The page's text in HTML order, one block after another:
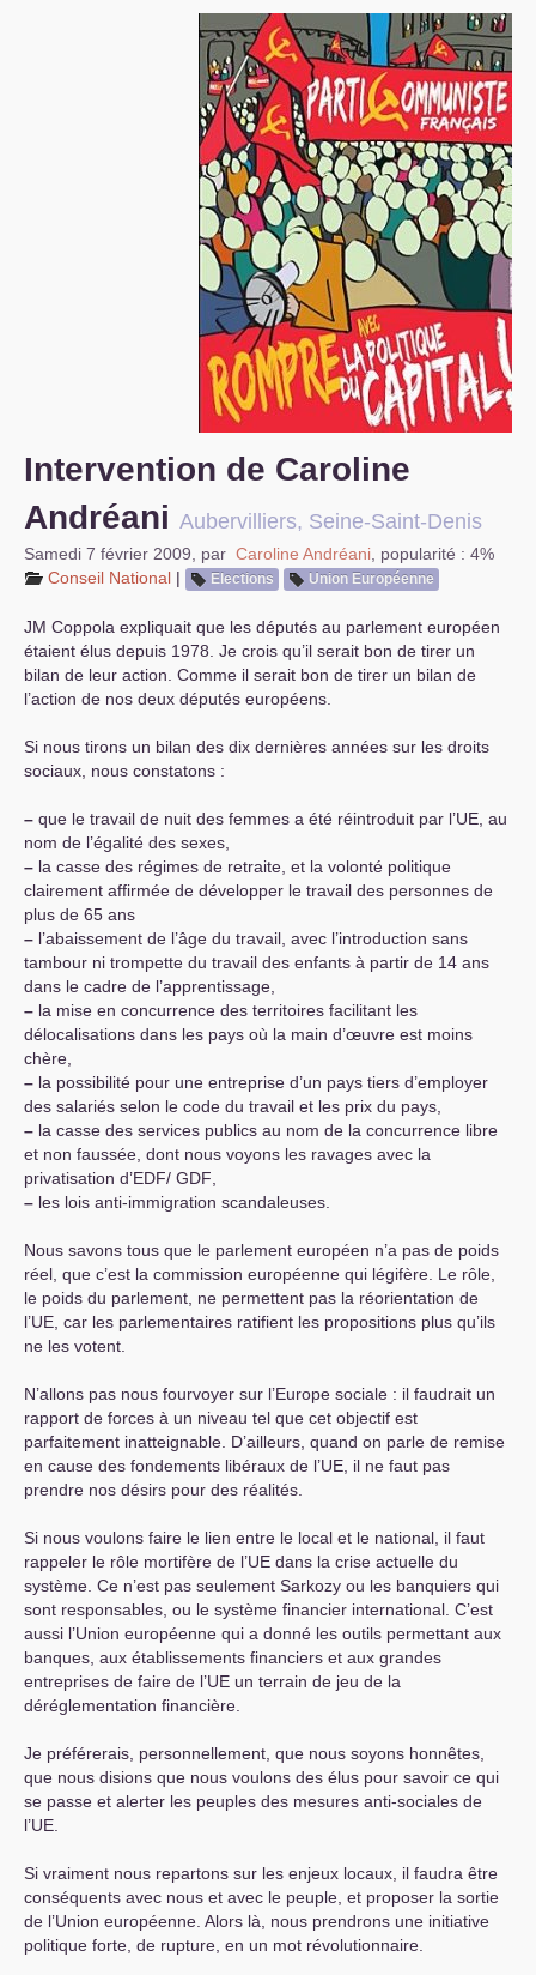
Intervention de Caroline
Andréani Aubervilliers, Seine-Saint-Denis
Samedi 7 février 2009 par Caroline Andréani popularité : 4%
Conseil National | Elections Union Européenne
JM Coppola expliquait que les députés au parlement européen
étaient élus depuis 1978. Je crois qu’il serait bon de tirer un
bilan de leur action. Comme il serait bon de tirer un bilan de
l’action de nos deux députés européens.
Si nous tirons un bilan des dix dernières années sur les droits
sociaux, nous constatons :
– que le travail de nuit des femmes a été réintroduit par l’UE , au
nom de l’égalité des sexes,
– la casse des régimes de retraite, et la volonté politique
clairement affirmée de développer le travail des personnes de
plus de 65 ans
– l’abaissement de l’âge du travail, avec l’introduction sans
tambour ni trompette du travail des enfants à partir de 14 ans
dans le cadre de l’apprentissage,
– la mise en concurrence des territoires facilitant les
délocalisations dans les pays où la main d’œuvre est moins
chère,
– la possibilité pour une entreprise d’un pays tiers d’employer
des salariés selon le code du travail et les prix du pays,
– la casse des services publics au nom de la concurrence libre
et non faussée, dont nous voyons les ravages avec la
privatisation d’EDF/ GDF
– les lois anti-immigration scandaleuses.
Nous savons tous que le parlement européen n’a pas de poids
réel, que c’est la commission européenne qui légifère. Le rôle,
le poids du parlement, ne permettent pas la réorientation de
l’UE , car les parlementaires ratifient les propositions plus qu’ils
ne les votent.
N’allons pas nous fourvoyer sur l’Europe sociale : il faudrait un
rapport de forces à un niveau tel que cet objectif est
parfaitement inatteignable. D’ailleurs, quand on parle de remise
en cause des fondements libéraux de l’UE , il ne faut pas
prendre nos désirs pour des réalités.
Si nous voulons faire le lien entre le local et le national, il faut
rappeler le rôle mortifère de l’UE dans la crise actuelle du
système. Ce n’est pas seulement Sarkozy ou les banquiers qui
sont responsables, ou le système financier international. C’est
aussi l’Union européenne qui a donné les outils permettant aux
banques, aux établissements financiers et aux grandes
entreprises de faire de l’UE un terrain de jeu de la
déréglementation financière.
Je préférerais, personnellement, que nous soyons honnêtes,
que nous disions que nous voulons des élus pour savoir ce qui
se passe et alerter les peuples des mesures anti-sociales de
l’UE
Si vraiment nous repartons sur les enjeux locaux, il faudra être
conséquents avec nous et avec le peuple, et proposer la sortie
de l’Union européenne. Alors là, nous prendrons une initiative
politique forte, de rupture, en un mot révolutionnaire.